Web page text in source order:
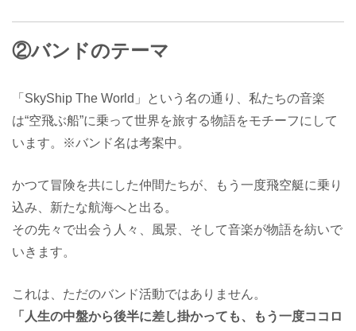
②バンドのテーマ
「SkyShip The World」という名の通り、私たちの音楽
は“空飛ぶ船”に乗って世界を旅する物語をモチーフにして
います。※バンド名は考案中。
かつて冒険を共にした仲間たちが、もう一度飛空艇に乗り
込み、新たな航海へと出る。
その先々で出会う人々、風景、そして音楽が物語を紡いで
いきます。
これは、ただのバンド活動ではありません。
「人生の中盤から後半に差し掛かっても、もう一度ココロ